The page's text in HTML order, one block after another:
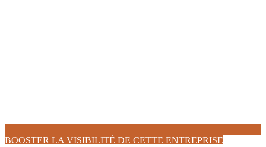
BOOSTER LA VISIBILITÉ DE CETTE ENTREPRISE